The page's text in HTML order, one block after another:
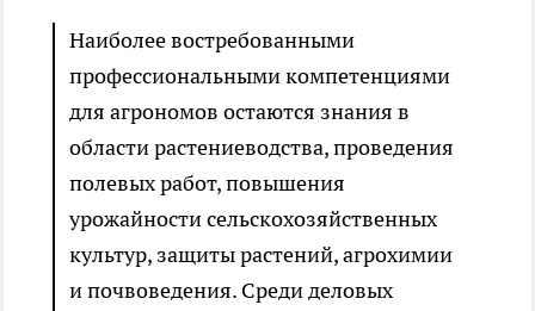
Наиболее востребованными
профессиональными компетенциями
для агрономов остаются знания в
области растениеводства, проведения
полевых работ, повышения
урожайности сельскохозяйственных
культур, защиты растений, агрохимии
и почвоведения. Среди деловых